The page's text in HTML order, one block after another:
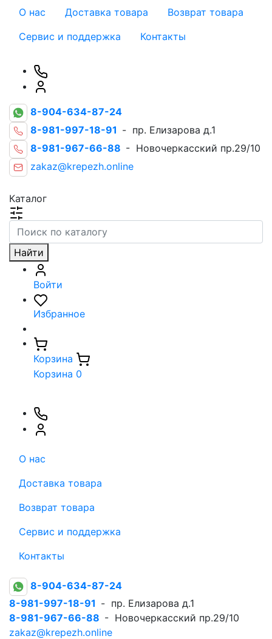
О нас Доставка товара
Возврат товара
Сервис и поддержка
Контакты
8-904-634-87-24
8-981-997-18-91 - пр. Елизарова д.1
8-981-967-66-88 - Новочеркасский пр.29/10
zakaz@krepezh.online
Каталог
Найти
Войти
Избранное
Корзина
Корзина 0
О нас
Доставка товара
Возврат товара
Сервис и поддержка
Контакты
8-904-634-87-24
8-981-997-18-91 - пр. Елизарова д.1
8-981-967-66-88 - Новочеркасский пр.29/10
zakaz@krepezh.online